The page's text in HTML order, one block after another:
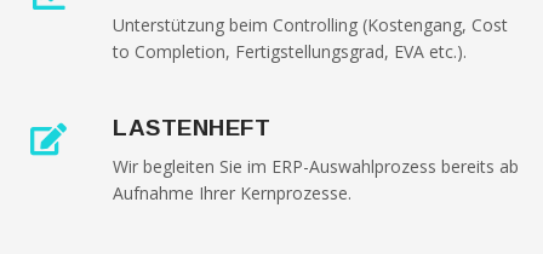
Unterstützung beim Controlling (Kostengang, Cost
to Completion, Fertigstellungsgrad, EVA etc.).
LASTENHEFT
Wir begleiten Sie im ERP-Auswahlprozess bereits ab
Aufnahme Ihrer Kernprozesse.